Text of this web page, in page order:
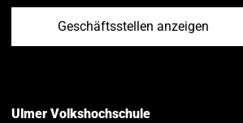
Geschäftsstellen anzeigen
Ulmer Volkshochschule